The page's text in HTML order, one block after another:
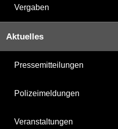
Vergaben
Aktuelles
Pressemitteilungen
Polizeimeldungen
Veranstaltungen